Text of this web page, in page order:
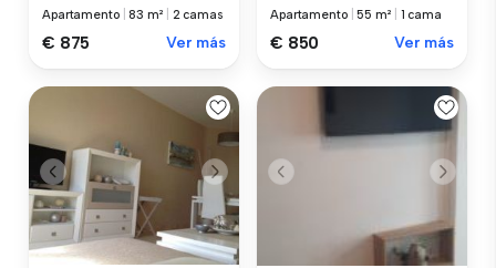
Apartamento |83 m² 2 camas
€ 875 Ver más
Apartamento |55 m² 1 cama
€ 850 Ver más